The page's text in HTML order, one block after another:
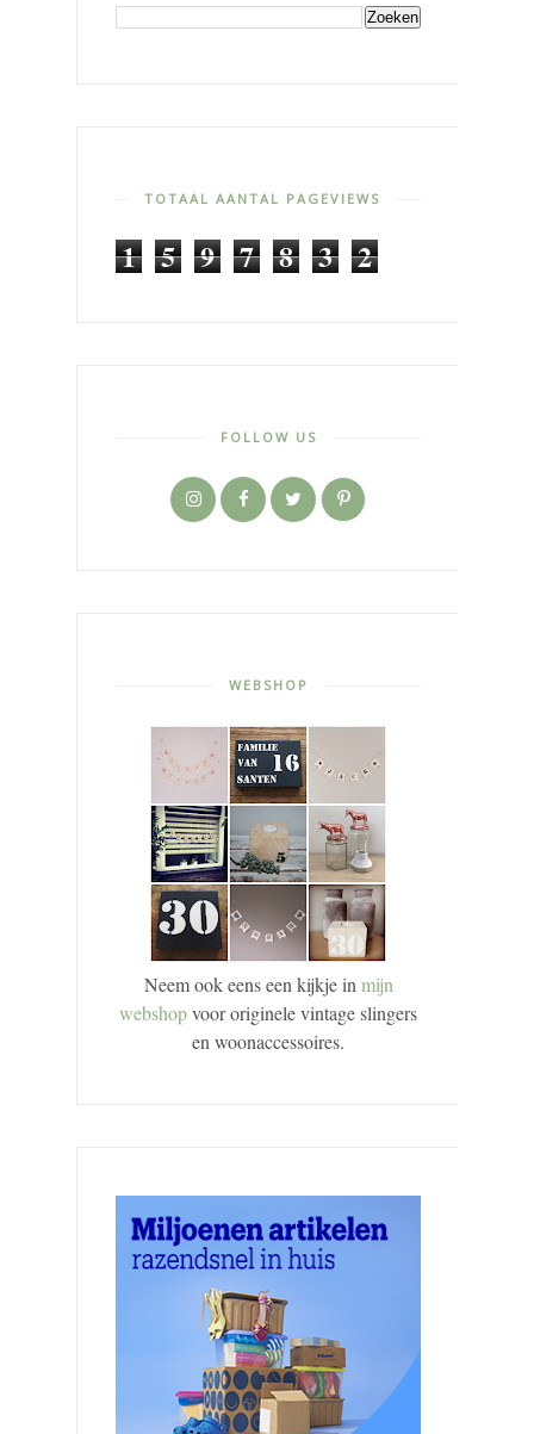
TOTAAL AANTAL PAGEVIEWS
1 5 9 7 8 3 2
FOLLOW US
WEBSHOP
Neem ook eens een kijkje inmijn
webshopvoor originele vintage slingers
en woonaccessoires.